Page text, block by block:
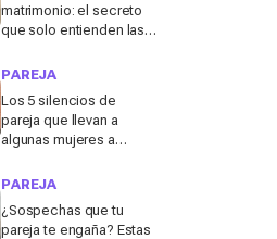
matrimonio: el secreto
que solo entienden las
viudas, según los
PAREJA
Los 5 silencios de
pareja que llevan a
algunas mujeres a
40, según una coach
PAREJA
¿Sospechas que tu
pareja te engaña? Estas